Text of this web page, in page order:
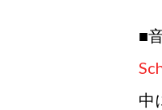
■
中